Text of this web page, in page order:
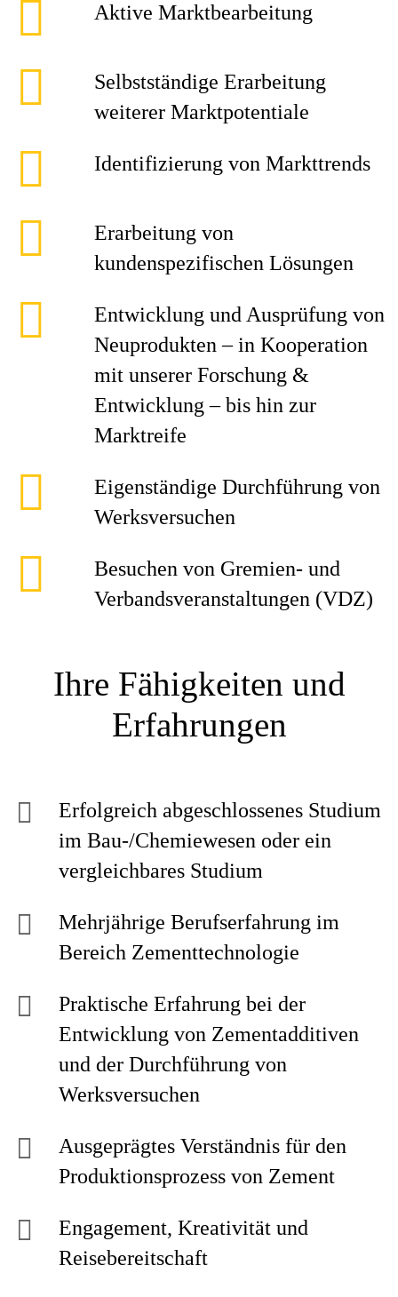
Aktive Marktbearbeitung
Selbstständige Erarbeitung
weiterer Marktpotentiale
Identifizierung von Markttrends
Erarbeitung von
kundenspezifischen Lösungen
Entwicklung und Ausprüfung von
Neuprodukten – in Kooperation
mit unserer Forschung &
Entwicklung – bis hin zur
Marktreife
Eigenständige Durchführung von
Werksversuchen
Besuchen von Gremien- und
Verbandsveranstaltungen (VDZ)
Ihre Fähigkeiten und
Erfahrungen
Erfolgreich abgeschlossenes Studium
im Bau-/Chemiewesen oder ein
vergleichbares Studium
Mehrjährige Berufserfahrung im
Bereich Zementtechnologie
Praktische Erfahrung bei der
Entwicklung von Zementadditiven
und der Durchführung von
Werksversuchen
Ausgeprägtes Verständnis für den
Produktionsprozess von Zement
Engagement, Kreativität und
Reisebereitschaft